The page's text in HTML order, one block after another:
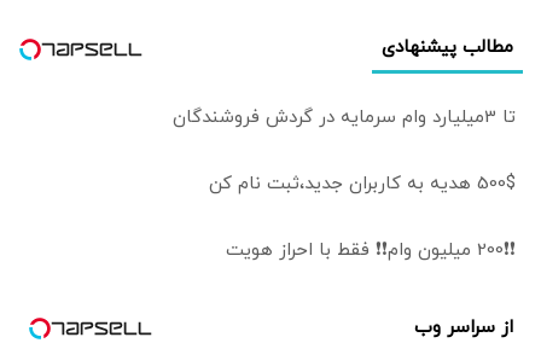
شکست دشمن را
رقم می‌زند
مطالب پیشنهادی
تا 3میلیارد وام سرمایه در گردش فروشندگان
500$ هدیه به کاربران جدید،ثبت نام کن
❗❗200 میلیون وام❗❗ فقط با احراز هویت
از سراسر وب